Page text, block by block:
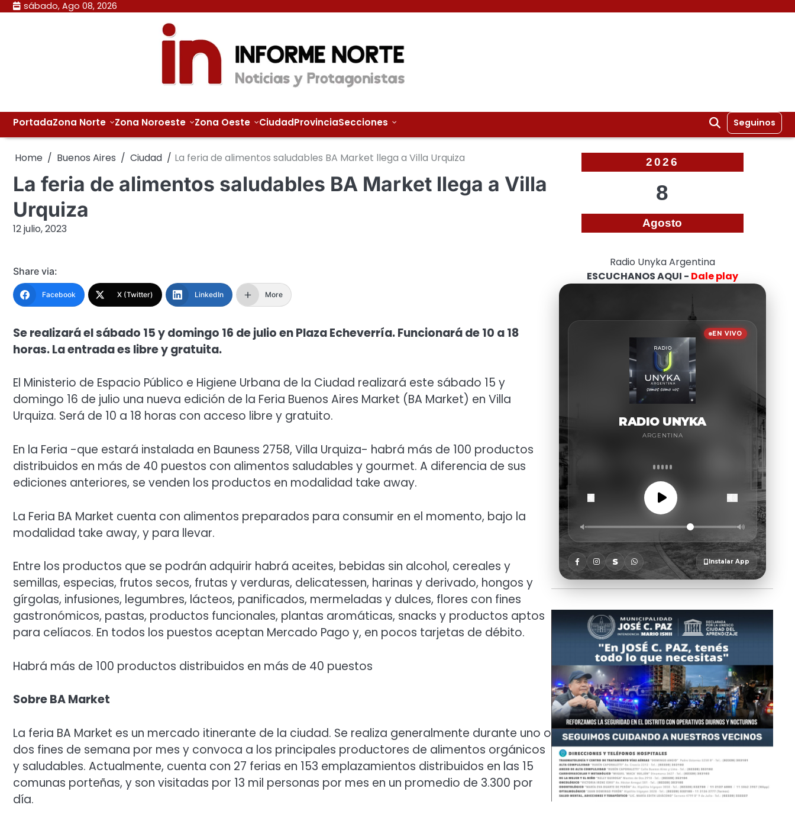
Skip sábado, Ago 08, 2026
PortadaZona Norte Zona Noroeste Zona Oeste CiudadProvinciaSecciones Seguinos
Home Buenos Aires Ciudad La feria de alimentos saludables BA Market llega a Villa Urquiza
La feria de alimentos saludables BA Market llega a Villa
Urquiza
12 julio, 2023
Share via:
Facebook X (Twitter) LinkedIn More
Se realizará el sábado 15 y domingo 16 de julio en Plaza Echeverría. Funcionará de 10 a 18
horas. La entrada es libre y gratuita.
El Ministerio de Espacio Público e Higiene Urbana de la Ciudad realizará este sábado 15 y
domingo 16 de julio una nueva edición de la Feria Buenos Aires Market (BA Market) en Villa
Urquiza. Será de 10 a 18 horas con acceso libre y gratuito.
En la Feria -que estará instalada en Bauness 2758, Villa Urquiza- habrá más de 100 productos
distribuidos en más de 40 puestos con alimentos saludables y gourmet. A diferencia de sus
ediciones anteriores, se venden los productos en modalidad take away.
La Feria BA Market cuenta con alimentos preparados para consumir en el momento, bajo la
modalidad take away, y para llevar.
Entre los productos que se podrán adquirir habrá aceites, bebidas sin alcohol, cereales y
semillas, especias, frutos secos, frutas y verduras, delicatessen, harinas y derivado, hongos y
gírgolas, infusiones, legumbres, lácteos, panificados, mermeladas y dulces, flores con fines
gastronómicos, pastas, productos funcionales, plantas aromáticas, snacks y productos aptos
para celíacos. En todos los puestos aceptan Mercado Pago y, en pocos tarjetas de débito.
Habrá más de 100 productos distribuidos en más de 40 puestos
Sobre BA Market
La feria BA Market es un mercado itinerante de la ciudad. Se realiza generalmente durante uno o
dos fines de semana por mes y convoca a los principales productores de alimentos orgánicos
y saludables. Actualmente, cuenta con 27 ferias en 153 emplazamientos distribuidos en las 15
comunas porteñas, y son visitadas por 13 mil personas por mes en un promedio de 3.300 por
día.
2026
8
Agosto
Radio Unyka Argentina
ESCUCHANOS AQUI - Dale play